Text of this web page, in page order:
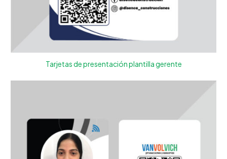
Tarjetas de presentación plantilla gerente